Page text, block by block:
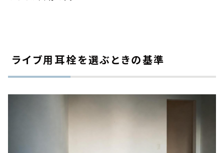
ライブ用耳栓を選ぶときの基準